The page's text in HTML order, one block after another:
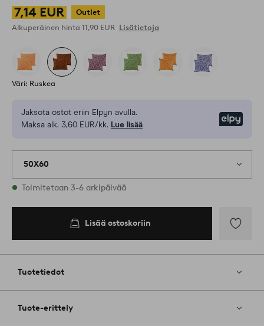
7,14 EUR
Outlet
Alkuperäinen hinta 11,90 EUR Lisätietoja
Väri: Ruskea
Jaksota ostot eriin Elpyn avulla.
Maksa alk. 3,60 EUR/kk. Lue lisää
50X60
Varastossa
Toimitetaan 3-6 arkipäivää
Lisää ostoskoriin
Tuotetiedot
Tuote-erittely